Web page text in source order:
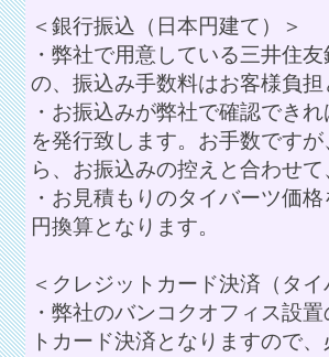
＜銀行振込（日本円建て）＞
・弊社で用意している三井住
の、振込み手数料はお客様負
・お振込みが弊社で確認でき
を発行致します。お手数です
ら、お振込みの控えと合わせ
・お見積もりのタイバーツ価
円換算となります。
＜クレジットカード決済（タ
・弊社のバンコクオフィス設
トカード決済となりますので